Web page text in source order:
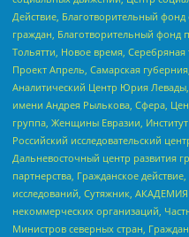
Действие, Благотворительный
граждан, Благотворительный
Тольятти, Новое время, Серебряная
Проект Апрель, Самарская
Аналитический Центр Юрия
имени Андрея Рылькова, Сфера,
группа, Женщины Евразии,
Российский исследовательский
Дальневосточный центр развития
партнерства, Гражданское
исследований, Сутяжник,
некоммерческих организаций,
Министров северных стран,